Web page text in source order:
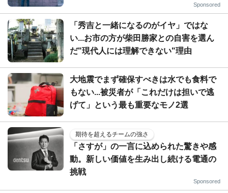
Sponsored
「秀吉と一緒になるのがイヤ」ではな
い...お市の方が柴田勝家との自害を選ん
だ"現代人には理解できない"理由
大地震でまず確保すべきは水でも食料で
もない...被災者が「これだけは担いで逃
げて」という最も重要なモノ2選
期待を超えるチームの強さ
「さすが」の一言に込められた驚きや感
動。新しい価値を生み出し続ける電通の
挑戦
Sponsored